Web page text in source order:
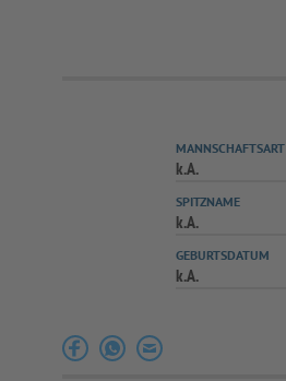
MANNSCHAFTSART
k.A.
SPITZNAME
k.A.
GEBURTSDATUM
k.A.